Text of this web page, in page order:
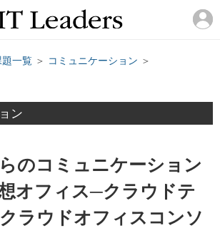
一覧 ＞ コミュニケーション ＞
ン
のコミュニケーション
オフィス─クラウドテ
ラウドオフィスコンソ